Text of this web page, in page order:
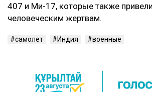
407 и Ми-17, которые также
человеческим жертвам.
самолет Индия военные